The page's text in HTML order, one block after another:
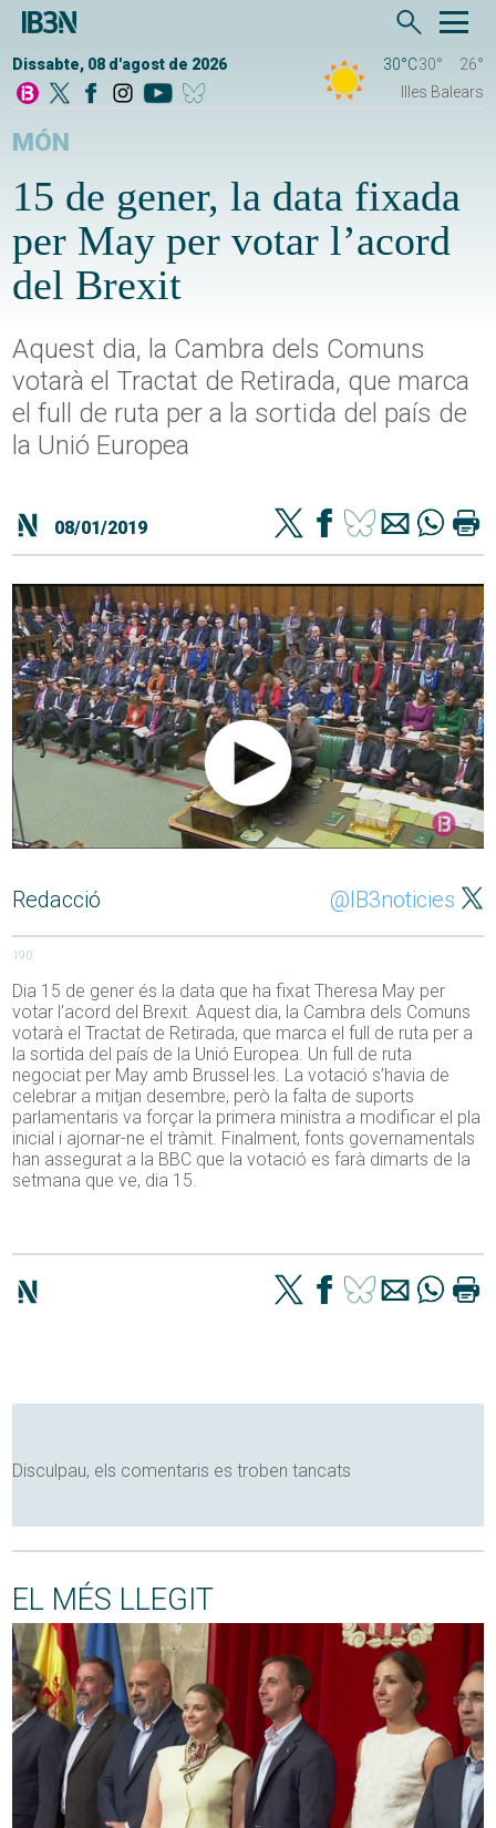
Dissabte, 08 d'agost de 2026 30°C30°
26°
Illes Balears
MÓN
15 de gener, la data fixada
per May per votar l’acord
del Brexit
Aquest dia, la Cambra dels Comuns
votarà el Tractat de Retirada, que marca
el full de ruta per a la sortida del país de
la Unió Europea
08/01/2019
Redacció @IB3noticies
190
Dia 15 de gener és la data que ha fixat Theresa May per
votar l’acord del Brexit. Aquest dia, la Cambra dels Comuns
votarà el Tractat de Retirada, que marca el full de ruta per a
la sortida del país de la Unió Europea. Un full de ruta
negociat per May amb Brussel·les. La votació s’havia de
celebrar a mitjan desembre, però la falta de suports
parlamentaris va forçar la primera ministra a modificar el pla
inicial i ajornar-ne el tràmit. Finalment, fonts governamentals
han assegurat a la BBC que la votació es farà dimarts de la
setmana que ve, dia 15.
Disculpau, els comentaris es troben tancats
EL MÉS LLEGIT